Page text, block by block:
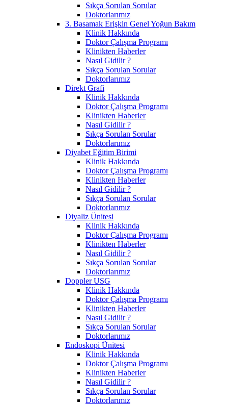
Sıkça Sorulan Sorular
Doktorlarımız
3. Basamak Erişkin Genel Yoğun Bakım
Klinik Hakkında
Doktor Çalışma Programı
Klinikten Haberler
Nasıl Gidilir ?
Sıkça Sorulan Sorular
Doktorlarımız
Direkt Grafi
Klinik Hakkında
Doktor Çalışma Programı
Klinikten Haberler
Nasıl Gidilir ?
Sıkça Sorulan Sorular
Doktorlarımız
Diyabet Eğitim Birimi
Klinik Hakkında
Doktor Çalışma Programı
Klinikten Haberler
Nasıl Gidilir ?
Sıkça Sorulan Sorular
Doktorlarımız
Diyaliz Ünitesi
Klinik Hakkında
Doktor Çalışma Programı
Klinikten Haberler
Nasıl Gidilir ?
Sıkça Sorulan Sorular
Doktorlarımız
Doppler USG
Klinik Hakkında
Doktor Çalışma Programı
Klinikten Haberler
Nasıl Gidilir ?
Sıkça Sorulan Sorular
Doktorlarımız
Endoskopi Ünitesi
Klinik Hakkında
Doktor Çalışma Programı
Klinikten Haberler
Nasıl Gidilir ?
Sıkça Sorulan Sorular
Doktorlarımız